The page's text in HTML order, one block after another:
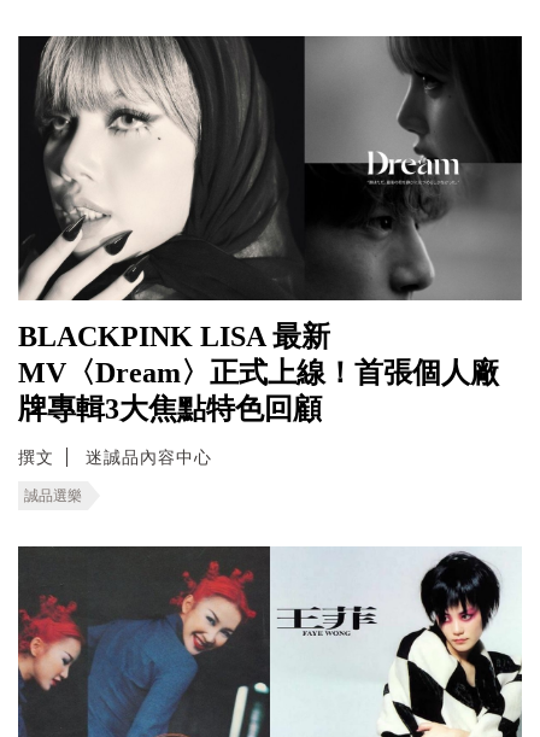
BLACKPINK LISA 最新
MV〈Dream〉正式上線！首張個人廠
牌專輯3大焦點特色回顧
撰文 迷誠品內容中心
誠品選樂